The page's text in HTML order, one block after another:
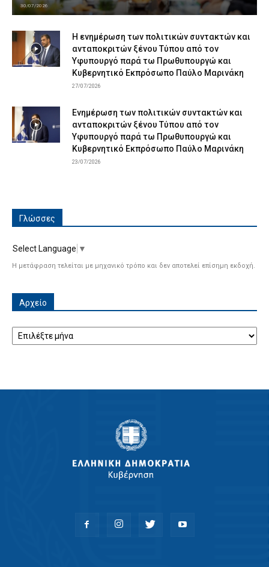
30/07/2026
Η ενημέρωση των πολιτικών συντακτών και
ανταποκριτών ξένου Τύπου από τον
Υφυπουργό παρά τω Πρωθυπουργώ και
Κυβερνητικό Εκπρόσωπο Παύλο Μαρινάκη
27/07/2026
Ενημέρωση των πολιτικών συντακτών και
ανταποκριτών ξένου Τύπου από τον
Υφυπουργό παρά τω Πρωθυπουργώ και
Κυβερνητικό Εκπρόσωπο Παύλο Μαρινάκη
23/07/2026
Γλώσσες
Select Language ▼
Η μετάφραση τελείται με μηχανικό τρόπο και δεν αποτελεί επίσημη εκδοχή.
Αρχείο
Αρχείο